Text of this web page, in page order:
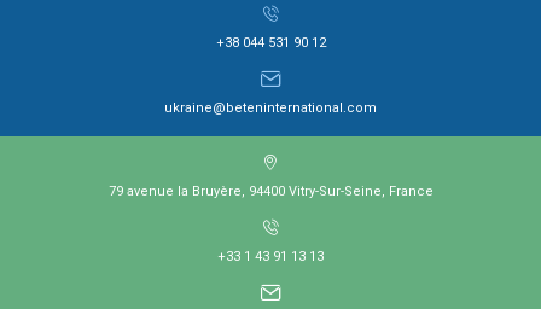
+38 044 531 90 12
ukraine@beteninternational.com
79 avenue la Bruyère, 94400 Vitry-Sur-Seine, France
+33 1 43 91 13 13